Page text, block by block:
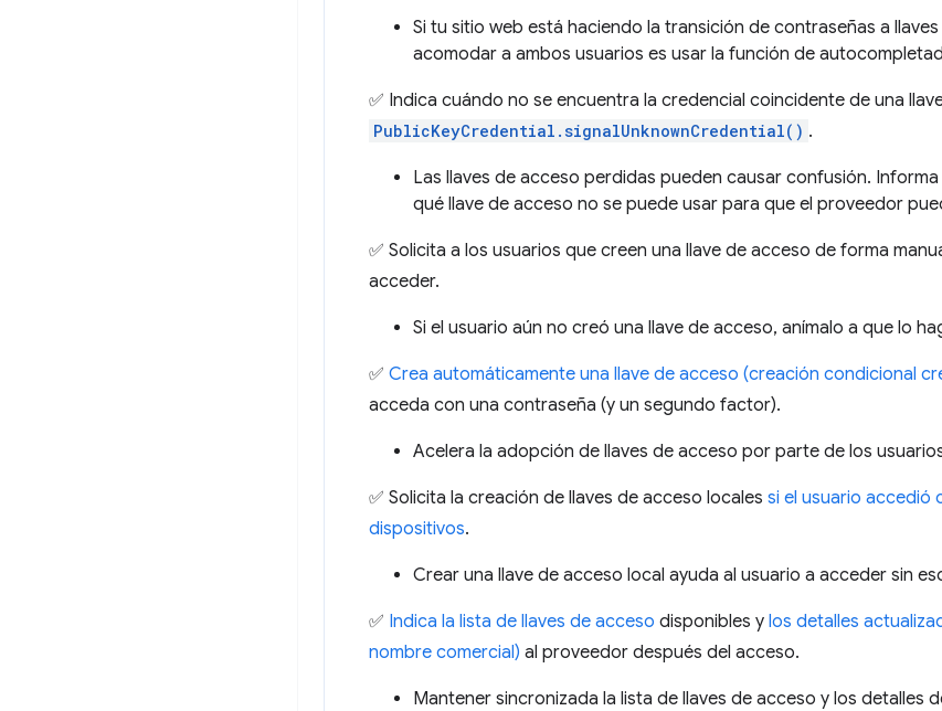
Si tu sitio web está haciendo la transición de contraseñas a
acomodar a ambos usuarios es usar la función de
✅ Indica cuándo no se encuentra la credencial coincidente de una
PublicKeyCredential.signalUnknownCredential() .
Las llaves de acceso perdidas pueden causar confusión.
qué llave de acceso no se puede usar para que el proveedor
✅ Solicita a los usuarios que creen una llave de acceso de forma
acceder.
Si el usuario aún no creó una llave de acceso, anímalo a que lo
✅ Crea automáticamente una llave de acceso (creación condicional
acceda con una contraseña (y un segundo factor).
Acelera la adopción de llaves de acceso por parte de los
✅ Solicita la creación de llaves de acceso locales si el usuario accedió
dispositivos.
Crear una llave de acceso local ayuda al usuario a acceder sin
✅ Indica la lista de llaves de acceso disponibles y los detalles
nombre comercial) al proveedor después del acceso.
Mantener sincronizada la lista de llaves de acceso y los detalles